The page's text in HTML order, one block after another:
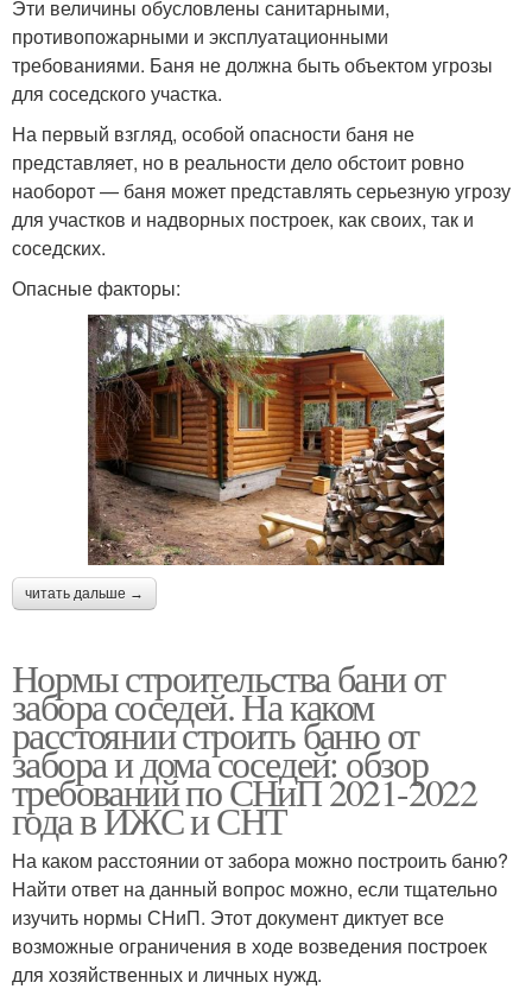
Эти величины обусловлены санитарными,
противопожарными и эксплуатационными
требованиями. Баня не должна быть объектом угрозы
для соседского участка.
На первый взгляд, особой опасности баня не
представляет, но в реальности дело обстоит ровно
наоборот — баня может представлять серьезную угрозу
для участков и надворных построек, как своих, так и
соседских.
Опасные факторы:
читать дальше →
Нормы строительства бани от
забора соседей. На каком
расстоянии строить баню от
забора и дома соседей: обзор
требований по СНиП 2021-2022
года в ИЖС и СНТ
На каком расстоянии от забора можно построить баню?
Найти ответ на данный вопрос можно, если тщательно
изучить нормы СНиП. Этот документ диктует все
возможные ограничения в ходе возведения построек
для хозяйственных и личных нужд.